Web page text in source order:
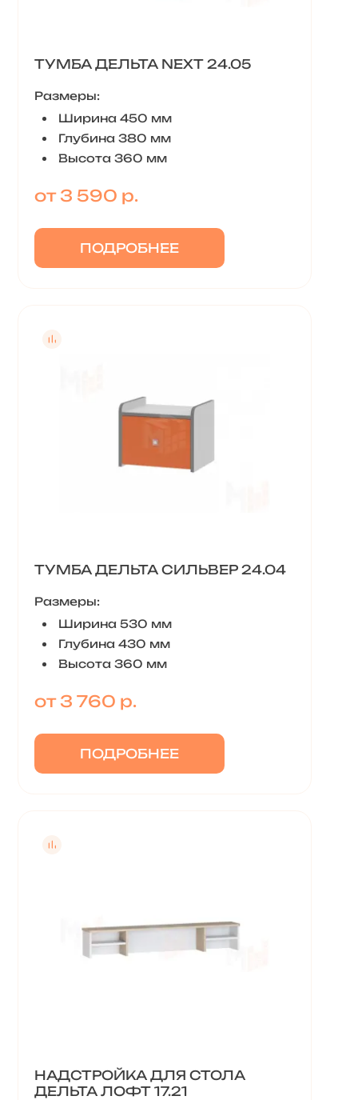
ТУМБА ДЕЛЬТА NEXT 24.05
Размеры:
Ширина 450 мм
Глубина 380 мм
Высота 360 мм
от 3 590 р.
ПОДРОБНЕЕ
ТУМБА ДЕЛЬТА СИЛЬВЕР 24.04
Размеры:
Ширина 530 мм
Глубина 430 мм
Высота 360 мм
от 3 760 р.
ПОДРОБНЕЕ
НАДСТРОЙКА ДЛЯ СТОЛА
ДЕЛЬТА ЛОФТ 17.21